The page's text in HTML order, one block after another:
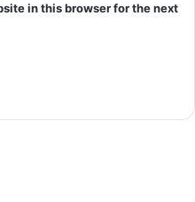
in this browser for the next